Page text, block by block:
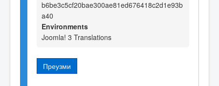
b6be3c5cf20bae300ae81ed676418c2d1e93b
a40
Environments
Joomla! 3 Translations
Преузми